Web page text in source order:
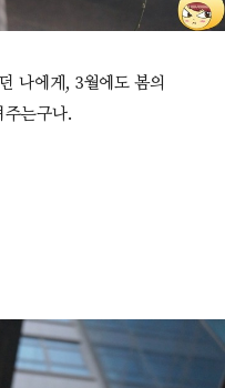
나에게, 3월에도 봄의
는구나.